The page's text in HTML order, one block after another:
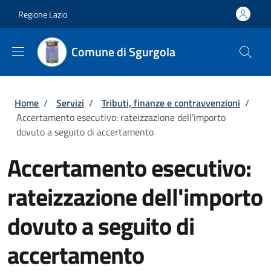
Regione Lazio
Comune di Sgurgola
Briciole di pane
Home / Servizi / Tributi, finanze e contravvenzioni /
Accertamento esecutivo: rateizzazione dell'importo
dovuto a seguito di accertamento
Accertamento esecutivo:
rateizzazione dell'importo
dovuto a seguito di
accertamento